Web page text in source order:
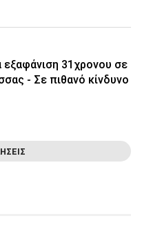
εξαφάνιση 31χρονου σε
- Σε πιθανό κίνδυνο